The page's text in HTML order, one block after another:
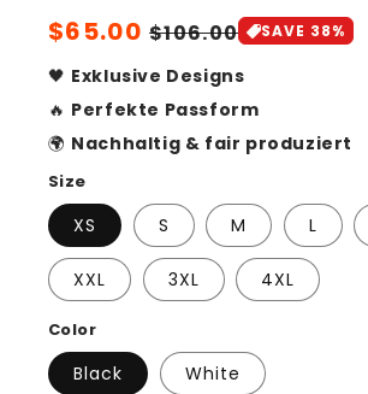
Sale
price
$65.00 Regular
price
$106.00 SAVE 38%
🖤 Exklusive Designs
🔥 Perfekte Passform
🌍 Nachhaltig & fair produziert
Size
XS S M L
XXL 3XL 4XL
Color
Black White